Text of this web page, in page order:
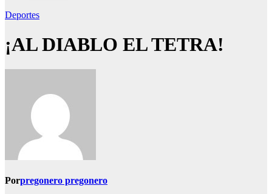
Deportes
¡AL DIABLO EL TETRA!
Porpregonero pregonero